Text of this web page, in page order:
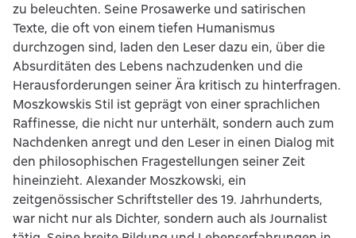
zu beleuchten. Seine Prosawerke und satirischen
Texte, die oft von einem tiefen Humanismus
durchzogen sind, laden den Leser dazu ein, über die
Absurditäten des Lebens nachzudenken und die
Herausforderungen seiner Ära kritisch zu hinterfragen.
Moszkowskis Stil ist geprägt von einer sprachlichen
Raffinesse, die nicht nur unterhält, sondern auch zum
Nachdenken anregt und den Leser in einen Dialog mit
den philosophischen Fragestellungen seiner Zeit
hineinzieht. Alexander Moszkowski, ein
zeitgenössischer Schriftsteller des 19. Jahrhunderts,
war nicht nur als Dichter, sondern auch als Journalist